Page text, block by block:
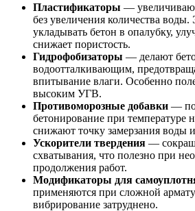
Пластификаторы —
без увеличения количества
укладывать бетон в опалубку,
снижает пористость.
Гидрофобизаторы — делают
водоотталкивающим,
впитывание влаги. Особенно
высоким УГВ.
Противоморозные добавки —
бетонирование при температуре
снижают точку замерзания воды
Ускорители твердения —
схватывания, что полезно при
продолжения работ.
Модификаторы для
применяются при сложной
вибрирование затруднено.